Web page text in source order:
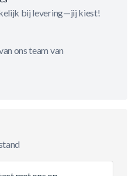
bij levering—jij kiest!
ons team van